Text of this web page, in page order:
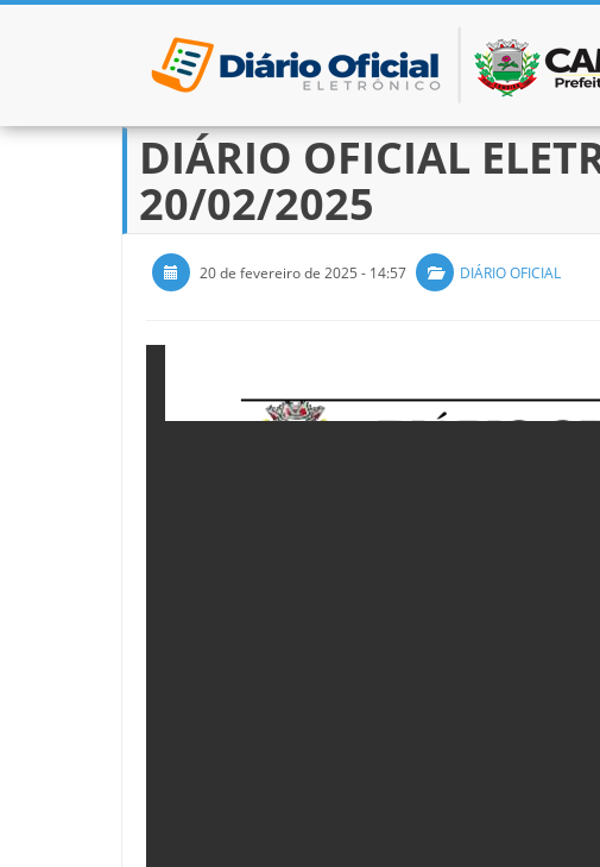
Pular para o conteúdoDIÁRIO OFICIAL
20/02/2025
20 de fevereiro de 2025 - 14:57 DIÁRIO OFICIAL